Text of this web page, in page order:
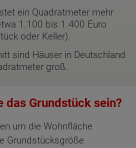
ein Quadratmeter mehr
1.100 bis 1.400 Euro
oder Keller).
sind Häuser in Deutschland
groß.
das Grundstück sein?
um die Wohnfläche
Grundstücksgröße